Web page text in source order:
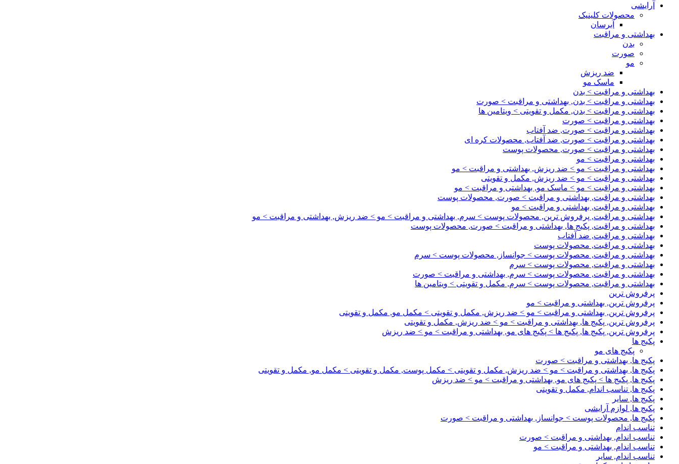
آرایشی
محصولات کلینیک
آبرسان
بهداشتی و مراقبت
بدن
صورت
مو
ضد ریزش
ماسک مو
بهداشتی و مراقبت > بدن
بهداشتی و مراقبت > بدن, بهداشتی و مراقبت > صورت
بهداشتی و مراقبت > بدن, مکمل و تقویتی > ویتامین ها
بهداشتی و مراقبت > صورت
بهداشتی و مراقبت > صورت, ضد آفتاب
بهداشتی و مراقبت > صورت, ضد آفتاب, محصولات کره ای
بهداشتی و مراقبت > صورت, محصولات پوست
بهداشتی و مراقبت > مو
بهداشتی و مراقبت > مو > ضد ریزش, بهداشتی و مراقبت > مو
بهداشتی و مراقبت > مو > ضد ریزش, مکمل و تقویتی
بهداشتی و مراقبت > مو > ماسک مو, بهداشتی و مراقبت > مو
بهداشتی و مراقبت, بهداشتی و مراقبت > صورت, محصولات پوست
بهداشتی و مراقبت, بهداشتی و مراقبت > مو
بهداشتی و مراقبت, پرفروش ترین, محصولات پوست > سرم, بهداشتی و مراقبت > مو > ضد ریزش, بهداشتی و مراقبت > مو
بهداشتی و مراقبت, پکیج ها, بهداشتی و مراقبت > صورت, محصولات پوست
بهداشتی و مراقبت, ضد آفتاب
بهداشتی و مراقبت, محصولات پوست
بهداشتی و مراقبت, محصولات پوست > جوانساز, محصولات پوست > سرم
بهداشتی و مراقبت, محصولات پوست > سرم
بهداشتی و مراقبت, محصولات پوست > سرم, بهداشتی و مراقبت > صورت
بهداشتی و مراقبت, محصولات پوست > سرم, مکمل و تقویتی > ویتامین ها
پرفروش ترین
پرفروش ترین, بهداشتی و مراقبت > مو
پرفروش ترین, بهداشتی و مراقبت > مو > ضد ریزش, مکمل و تقویتی > مکمل مو, مکمل و تقویتی
پرفروش ترین, پکیج ها, بهداشتی و مراقبت > مو > ضد ریزش, مکمل و تقویتی
پرفروش ترین, پکیج ها, پکیج ها > پکیج های مو, بهداشتی و مراقبت > مو > ضد ریزش
پکیج ها
پکیج های مو
پکیج ها, بهداشتی و مراقبت > صورت
پکیج ها, بهداشتی و مراقبت > مو > ضد ریزش, مکمل و تقویتی > مکمل پوست, مکمل و تقویتی > مکمل مو, مکمل و تقویتی
پکیج ها, پکیج ها > پکیج های مو, بهداشتی و مراقبت > مو > ضد ریزش
پکیج ها, تناسب اندام, مکمل و تقویتی
پکیج ها, سایر
پکیج ها, لوازم آرایشی
پکیج ها, محصولات پوست > جوانساز, بهداشتی و مراقبت > صورت
تناسب اندام
تناسب اندام, بهداشتی و مراقبت > صورت
تناسب اندام, بهداشتی و مراقبت > مو
تناسب اندام, سایر